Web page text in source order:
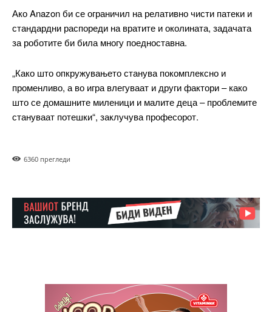
ИЗБЕРЕТЕ ПЛАН
Etiam est nibh, lobortis sit
Praesent euismod ac
Ut mollis pellentesque tortor
Nullam eu erat condimentum
Pro
ИЗБЕРЕТЕ ПЛАН
Ако Anazon би се ограничил на релативно чисти патеки и
стандардни распореди на вратите и околината, задачата
за роботите би била многу поедноставна.
„Како што опкружувањето станува покомплексно и
променливо, а во игра влегуваат и други фактори – како
што се домашните миленици и малите деца – проблемите
стануваат потешки“, заклучува професорот.
6360 прегледи